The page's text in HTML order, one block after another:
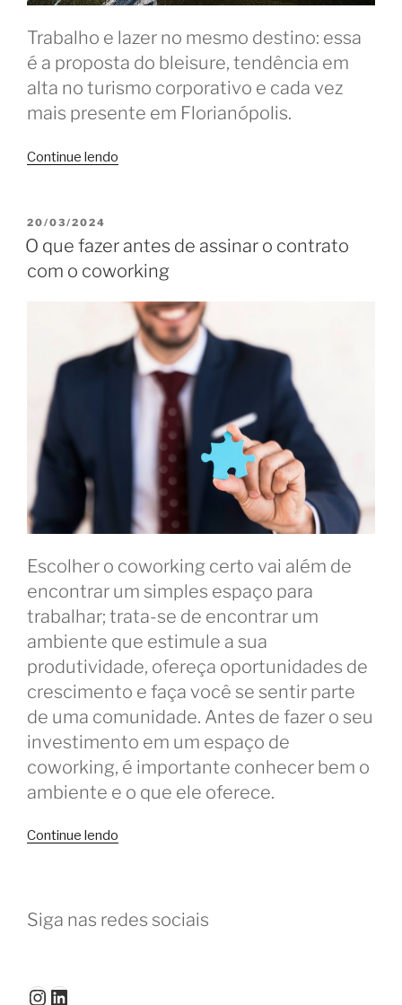
Trabalho e lazer no mesmo destino: essa
é a proposta do bleisure, tendência em
alta no turismo corporativo e cada vez
mais presente em Florianópolis.
Continue lendo
e
lazer
bleisure”
PUBLICADO
EM
20/03/2024
O que fazer antes de assinar o contrato
com o coworking
Escolher o coworking certo vai além de
encontrar um simples espaço para
trabalhar; trata-se de encontrar um
ambiente que estimule a sua
produtividade, ofereça oportunidades de
crescimento e faça você se sentir parte
de uma comunidade. Antes de fazer o seu
investimento em um espaço de
coworking, é importante conhecer bem o
ambiente e o que ele oferece.
Continue lendo
de
Siga nas redes sociais
Instagram
LinkedIn